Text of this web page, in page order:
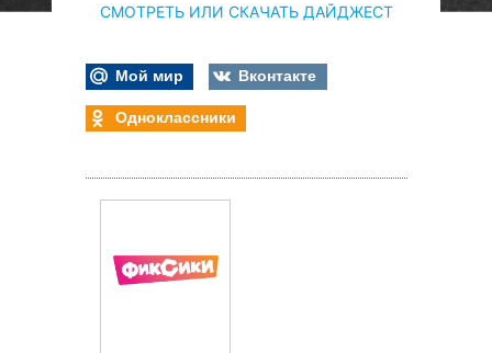
СМОТРЕТЬ ИЛИ СКАЧАТЬ ДАЙДЖЕСТ
Мой мир
Вконтакте
Одноклассники